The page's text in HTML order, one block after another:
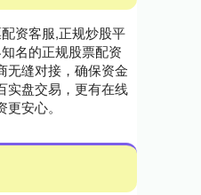
资客服,正规炒股平
名的正规股票配资
无缝对接，确保资金
实盘交易，更有在线
安心。